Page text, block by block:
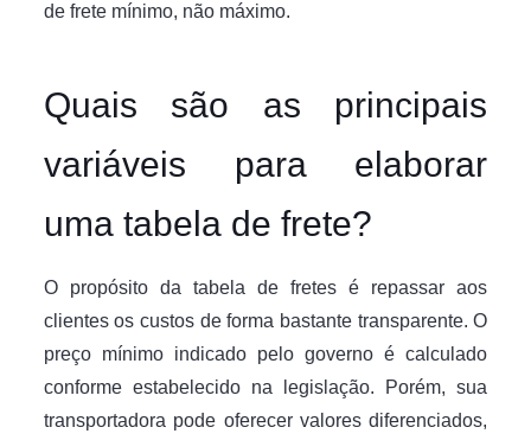
de frete mínimo, não máximo.
Quais são as principais
variáveis para elaborar
uma tabela de frete?
O propósito da tabela de fretes é repassar aos
clientes os custos de forma bastante transparente. O
preço mínimo indicado pelo governo é calculado
conforme estabelecido na legislação. Porém, sua
transportadora pode oferecer valores diferenciados,